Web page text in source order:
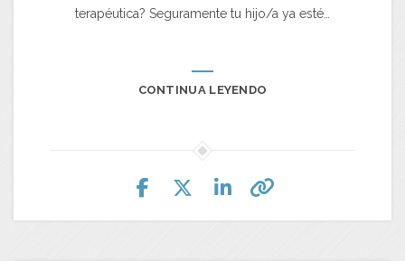
terapéutica? Seguramente tu hijo/a ya esté…
CONTINUA LEYENDO